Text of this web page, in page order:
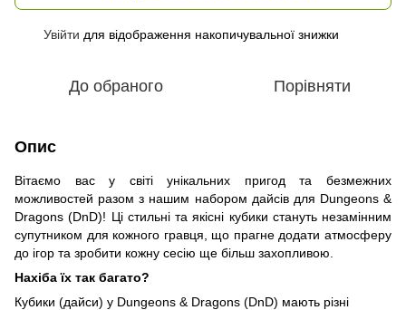
Увійти для відображення накопичувальної знижки
До обраного Порівняти
Опис
Вітаємо вас у світі унікальних пригод та безмежних
можливостей разом з нашим набором дайсів для Dungeons &
Dragons (DnD)! Ці стильні та якісні кубики стануть незамінним
супутником для кожного гравця, що прагне додати атмосферу
до ігор та зробити кожну сесію ще більш захопливою.
Нахіба їх так багато?
Кубики (дайси) у Dungeons & Dragons (DnD) мають різні